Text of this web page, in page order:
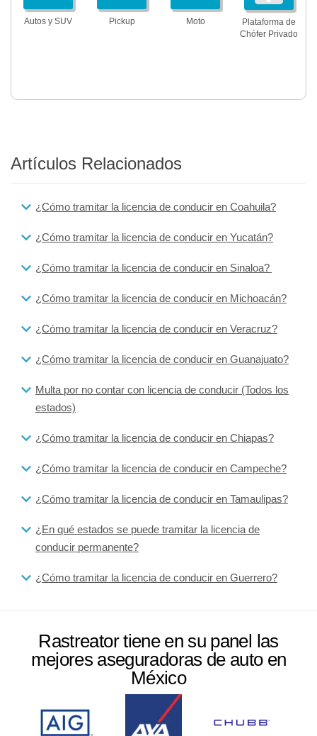
Autos y SUV Pickup Moto
Plataforma de
Chófer Privado
Artículos Relacionados
¿Cómo tramitar la licencia de conducir en Coahuila?
¿Cómo tramitar la licencia de conducir en Yucatán?
¿Cómo tramitar la licencia de conducir en Sinaloa?
¿Cómo tramitar la licencia de conducir en Michoacán?
¿Cómo tramitar la licencia de conducir en Veracruz?
¿Cómo tramitar la licencia de conducir en Guanajuato?
Multa por no contar con licencia de conducir (Todos los
estados)
¿Cómo tramitar la licencia de conducir en Chiapas?
¿Cómo tramitar la licencia de conducir en Campeche?
¿Cómo tramitar la licencia de conducir en Tamaulipas?
¿En qué estados se puede tramitar la licencia de
conducir permanente?
¿Cómo tramitar la licencia de conducir en Guerrero?
Rastreator tiene en su panel las
mejores aseguradoras de auto en
México